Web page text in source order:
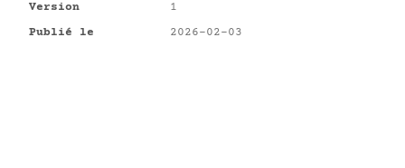
Version
1
Publié le
2026-02-03